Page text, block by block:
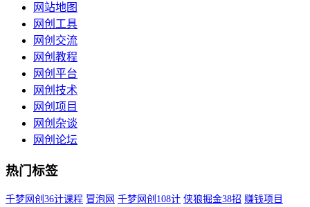
网站地图
网创工具
网创交流
网创教程
网创平台
网创技术
网创项目
网创杂谈
网创论坛
热门标签
千梦网创36计课程 冒泡网 千梦网创108计 侠狼掘金38招 赚钱项目